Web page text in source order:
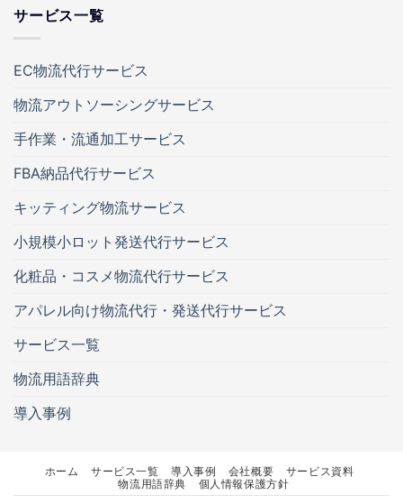
サービス一覧
EC物流代行サービス
物流アウトソーシングサービス
手作業・流通加工サービス
FBA納品代行サービス
キッティング物流サービス
小規模小ロット発送代行サービス
化粧品・コスメ物流代行サービス
アパレル向け物流代行・発送代行サービス
サービス一覧
物流用語辞典
導入事例
ホーム サービス一覧 導入事例 会社概要
サービス資料
物流用語辞典
個人情報保護方針